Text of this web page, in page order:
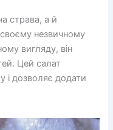
страва, а й
незвичному
вигляду, він
Цей салат
і дозволяє додати